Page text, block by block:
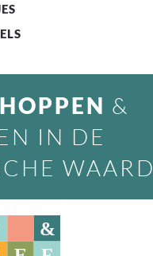
&
IN DE
WAARD